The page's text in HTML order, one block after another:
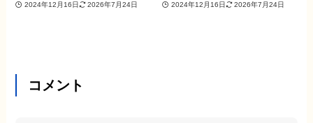
2024年12月16日 2026年7月24日 2024年12月16日 2026年7月24日
コメント